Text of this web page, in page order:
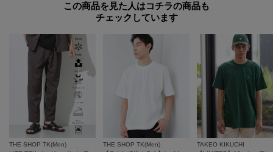
この商品を見た人はコチラの商品も
チェックしています
THE SHOP TK(Men)
THE SHOP TK(Men)
TAKEO KIKUCHI